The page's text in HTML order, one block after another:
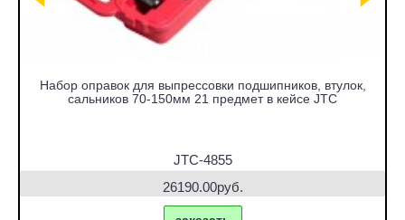
Набор оправок для выпрессовки подшипников, втулок,
сальников 70-150мм 21 предмет в кейсе JTC
JTC-4855
26190.00руб.